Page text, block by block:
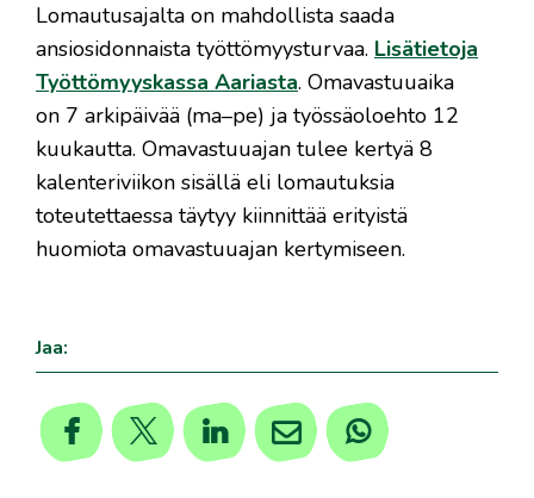
Lomautusajalta on mahdollista saada
ansiosidonnaista työttömyysturvaa. Lisätietoja
Työttömyyskassa Aariasta. Omavastuuaika
on 7 arkipäivää (ma–pe) ja työssäoloehto 12
kuukautta.​ Omavastuuajan tulee kertyä 8
kalenteriviikon sisällä eli lomautuksia
toteutettaessa täytyy kiinnittää erityistä ​
huomiota omavastuuajan kertymiseen. ​
Jaa: